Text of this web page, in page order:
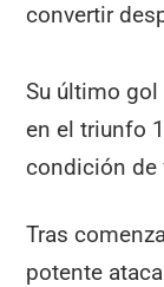
convertir
Su último
en el triunfo
condición de
Tras
potente